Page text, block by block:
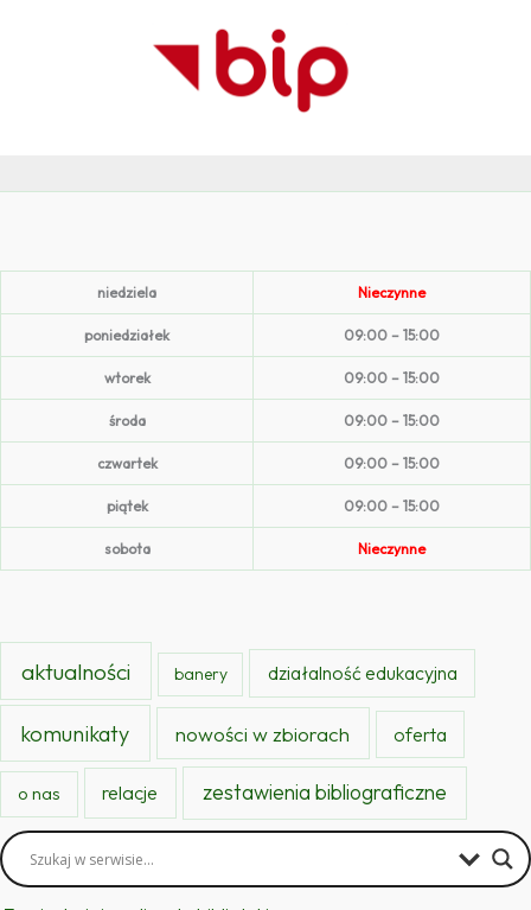
niedziela Nieczynne
poniedziałek 09:00 – 15:00
wtorek 09:00 – 15:00
środa 09:00 – 15:00
czwartek 09:00 – 15:00
piątek 09:00 – 15:00
sobota Nieczynne
aktualności banery działalność edukacyjna
komunikaty nowości w zbiorach oferta
o nas relacje zestawienia bibliograficzne